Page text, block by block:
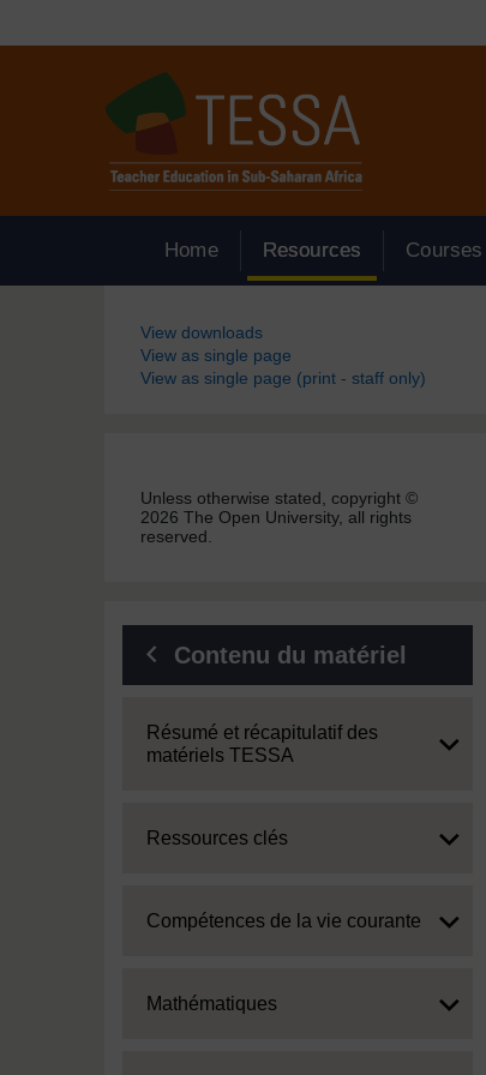
Home Resources Courses
Blocs
View downloads
View as single page
View as single page (print - staff only)
Unless otherwise stated, copyright ©
2026 The Open University, all rights
reserved.
Contenu du matériel
Expand
Résumé et récapitulatif des
matériels TESSA
Expand
Ressources clés
Expand
Compétences de la vie courante
Expand
Mathématiques